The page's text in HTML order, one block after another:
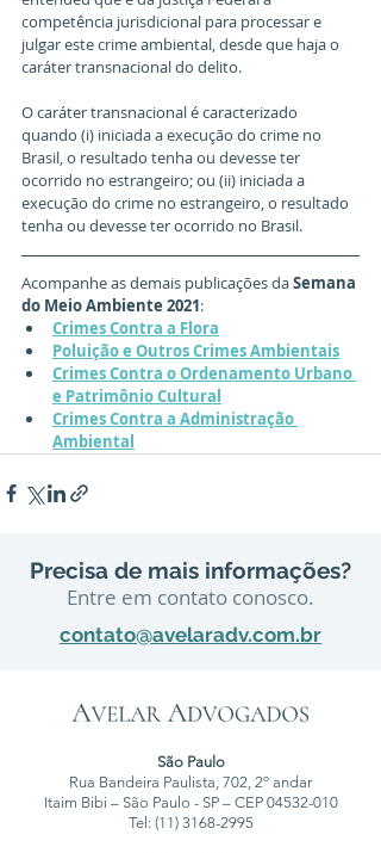
competência jurisdicional para processar e
julgar este crime ambiental, desde que haja o
caráter transnacional do delito.
O caráter transnacional é caracterizado
quando (i) iniciada a execução do crime no
Brasil, o resultado tenha ou devesse ter
ocorrido no estrangeiro; ou (ii) iniciada a
execução do crime no estrangeiro, o resultado
tenha ou devesse ter ocorrido no Brasil.
Acompanhe as demais publicações da Semana
do Meio Ambiente 2021:
Crimes Contra a Flora
Poluição e Outros Crimes Ambientais
Crimes Contra o Ordenamento Urbano
e Patrimônio Cultural
Crimes Contra a Administração
Ambiental
Precisa de mais informações?
Entre em contato conosco.
contato@avelaradv.com.br
São Paulo
Rua Bandeira Paulista, 702, 2º andar
Itaim Bibi – São Paulo - SP – CEP 04532-010
Tel: (11) 3168-2995